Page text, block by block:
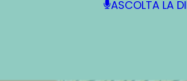
ASCOLTA LA